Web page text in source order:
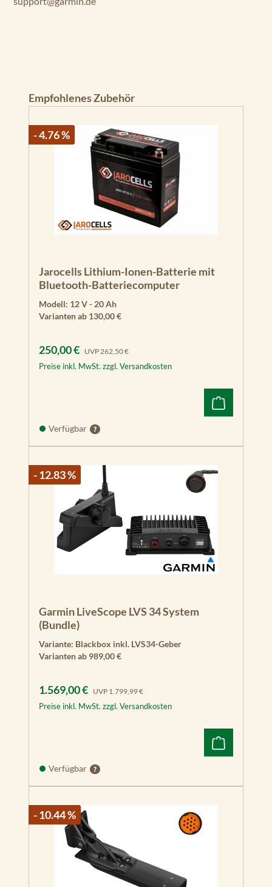
Produktgalerie überspringen
Empfohlenes Zubehör
- 4.76 %
Jarocells Lithium-Ionen-Batterie mit
Bluetooth-Batteriecomputer
Modell: 12 V - 20 Ah
Varianten ab 130,00 €
Verkaufspreis:
250,00 € UVP 262,50 €
Preise inkl. MwSt. zzgl. Versandkosten
Verfügbar
- 12.83 %
Garmin LiveScope LVS 34 System
(Bundle)
Variante: Blackbox inkl. LVS34-Geber
Varianten ab 989,00 €
Verkaufspreis:
1.569,00 € UVP 1.799,99 €
Preise inkl. MwSt. zzgl. Versandkosten
Verfügbar
- 10.44 %